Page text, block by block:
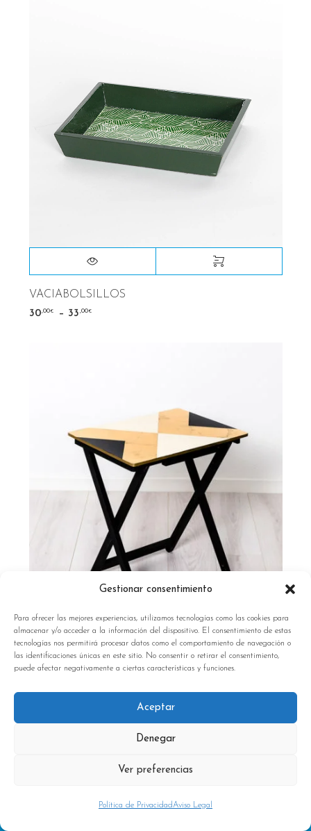
Gestionar consentimiento
Para ofrecer las mejores experiencias, utilizamos tecnologías como las cookies para
almacenar y/o acceder a la información del dispositivo. El consentimiento de estas
tecnologías nos permitirá procesar datos como el comportamiento de navegación o
las identificaciones únicas en este sitio. No consentir o retirar el consentimiento,
puede afectar negativamente a ciertas características y funciones.
Aceptar
Denegar
Ver preferencias
Política de PrivacidadAviso Legal
VACIABOLSILLOS
30,00€ – 33 ,00€
MESITA APERITIVO